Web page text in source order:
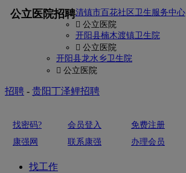
公立医院招聘清镇市百花社区卫生服务中心
 公立医院
开阳县楠木渡镇卫生院
 公立医院
开阳县龙水乡卫生院
 公立医院
招聘 - 贵阳丁泽鲤招聘
找密码? 会员登入 免费注册
康强网
联系康强 办理会员
找工作